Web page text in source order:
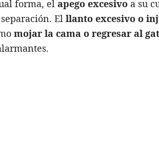
forma, el apego excesivo a su
El llanto excesivo o
mojar la cama o regresar al